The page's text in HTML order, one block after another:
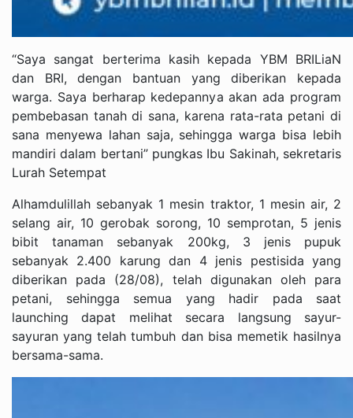
“Saya sangat berterima kasih kepada YBM BRILiaN
dan BRI, dengan bantuan yang diberikan kepada
warga. Saya berharap kedepannya akan ada program
pembebasan tanah di sana, karena rata-rata petani di
sana menyewa lahan saja, sehingga warga bisa lebih
mandiri dalam bertani” pungkas Ibu Sakinah, sekretaris
Lurah Setempat
Alhamdulillah sebanyak 1 mesin traktor, 1 mesin air, 2
selang air, 10 gerobak sorong, 10 semprotan, 5 jenis
bibit tanaman sebanyak 200kg, 3 jenis pupuk
sebanyak 2.400 karung dan 4 jenis pestisida yang
diberikan pada (28/08), telah digunakan oleh para
petani, sehingga semua yang hadir pada saat
launching dapat melihat secara langsung sayur-
sayuran yang telah tumbuh dan bisa memetik hasilnya
bersama-sama.